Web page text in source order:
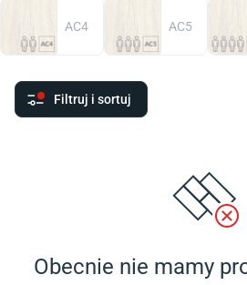
AC4 AC5
Filtruj i sortuj
Obecnie nie mamy